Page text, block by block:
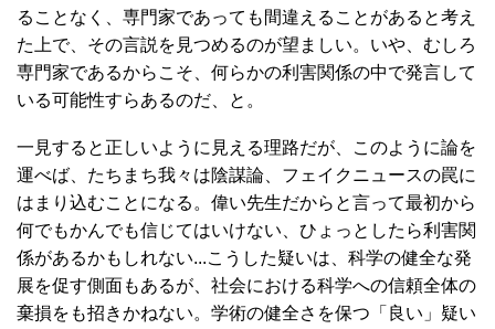
ることなく、専門家であっても間違えることがあると考え
た上で、その言説を見つめるのが望ましい。いや、むしろ
専門家であるからこそ、何らかの利害関係の中で発言して
いる可能性すらあるのだ、と。
一見すると正しいように見える理路だが、このように論を
運べば、たちまち我々は陰謀論、フェイクニュースの罠に
はまり込むことになる。偉い先生だからと言って最初から
何でもかんでも信じてはいけない、ひょっとしたら利害関
係があるかもしれない...こうした疑いは、科学の健全な発
展を促す側面もあるが、社会における科学への信頼全体の
棄損をも招きかねない。学術の健全さを保つ「良い」疑い